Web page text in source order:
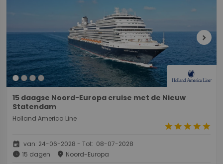
chevron_right
15 daagse Noord-Europa cruise met de Nieuw
Statendam
Holland America Line
starstarstarstarstar
event van: 24-06-2028 - Tot: 08-07-2028
schedule 15 dagen place Noord-Europa